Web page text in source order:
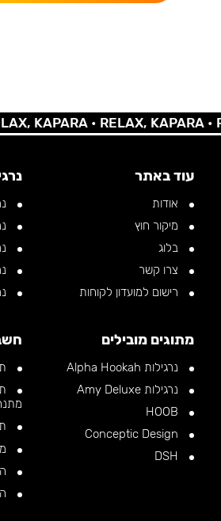
KAPARA •RELAX, KAPARA •
עוד באתר
אודות
מיקור חוץ
בלוג
צרו קשר
רישום למועדון לקוחות
מתוגים מובילים
נרגילות Alpha Hookah
נרגילות Amy Deluxe